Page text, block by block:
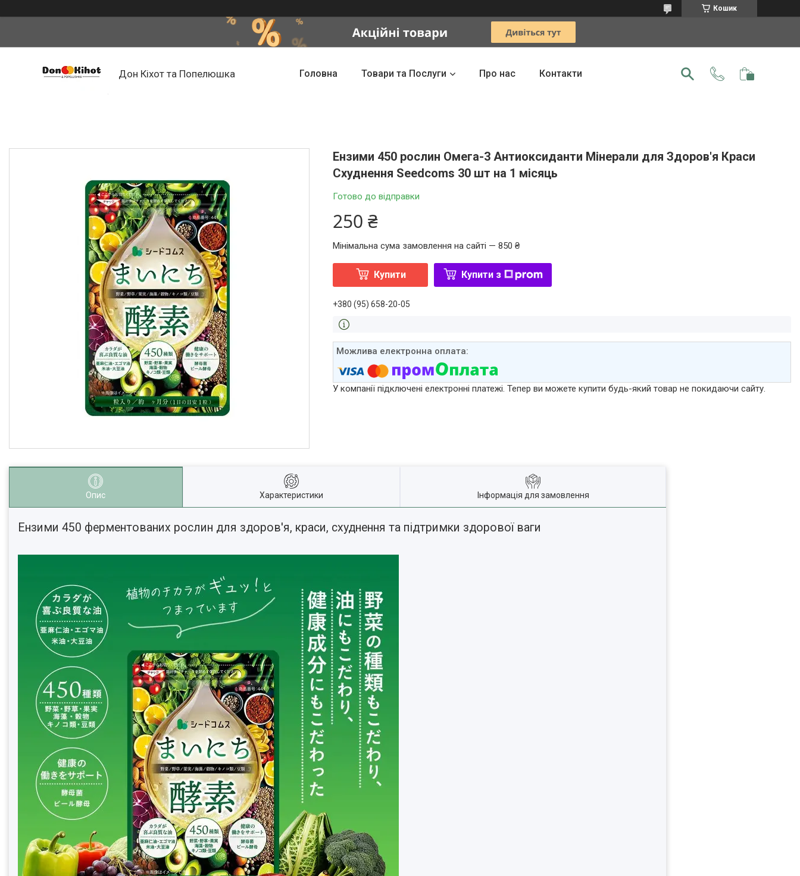
Кошик
Дон Кіхот та Попелюшка Головна Товари та Послуги Про нас Контакти
Ензими 450 рослин Омега-3 Антиоксиданти Мінерали для Здоров'я Краси
Схуднення Seedcoms 30 шт на 1 місяць
Готово до відправки
250 ₴
Мінімальна сума замовлення на сайті — 850 ₴
Купити Купити з
+380 (95) 658-20-05
У компанії підключені електронні платежі. Тепер ви можете купити будь-який товар не покидаючи сайту.
Опис Характеристики Інформація для замовлення
Ензими 450 ферментованих рослин для здоров'я, краси, схуднення та підтримки здорової ваги